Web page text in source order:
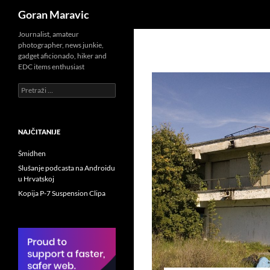
Skoči
sadržaja
Goran Maravic
Journalist, amateur
photographer, news junkie,
gadget aficionado, hiker and
EDC items enthusiast
Pretraži:
NAJČITANIJE
Šmidhen
Slušanje podcasta na Androidu
u Hrvatskoj
Kopija P-7 Suspension Clipa